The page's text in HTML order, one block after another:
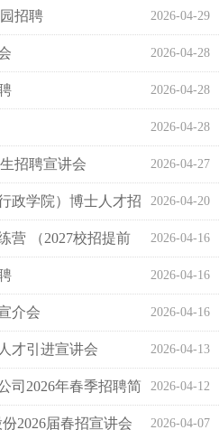
招聘 2026-04-29
2026-04-28
2026-04-28
2026-04-28
招聘宣讲会 2026-04-27
政学院）博士人才招
2026-04-20
营 （2027校招提前
2026-04-16
2026-04-16
介会 2026-04-16
才引进宣讲会 2026-04-13
司2026年春季招聘简
2026-04-12
2026届春招宣讲会 2026-04-07